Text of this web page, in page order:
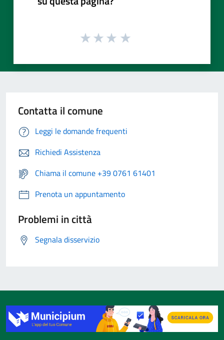
Contatta il comune
Leggi le domande frequenti
Richiedi Assistenza
Chiama il comune +39 0761 61401
Prenota un appuntamento
Problemi in città
Segnala disservizio